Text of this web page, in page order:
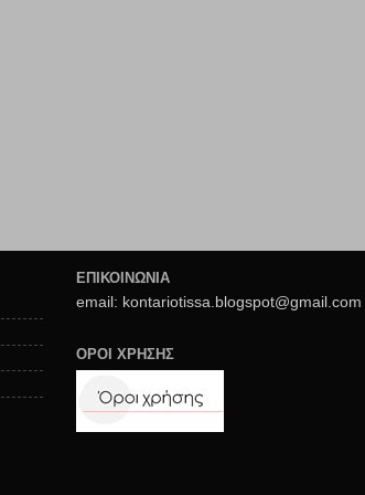
ΕΠΙΚΟΙΝΩΝΙΑ
email: kontariotissa.blogspot@gmail.com
ΟΡΟΙ ΧΡΗΣΗΣ